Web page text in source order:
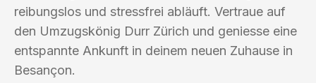
reibungslos und stressfrei abläuft. Vertraue auf
den Umzugskönig Durr Zürich und geniesse eine
entspannte Ankunft in deinem neuen Zuhause in
Besançon.